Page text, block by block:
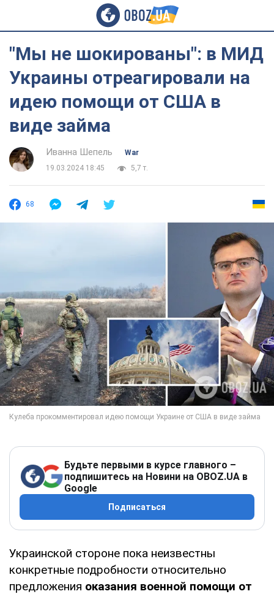
"Мы не шокированы": в МИД
Украины отреагировали на
идею помощи от США в
виде займа
Иванна Шепель
War
19.03.2024 18:45
5,7 т.
68
Будьте первыми в курсе главного –
подпишитесь на Новини на OBOZ.UA в
Google
Подписаться
Украинской стороне пока неизвестны
конкретные подробности относительно
предложения оказания военной помощи от